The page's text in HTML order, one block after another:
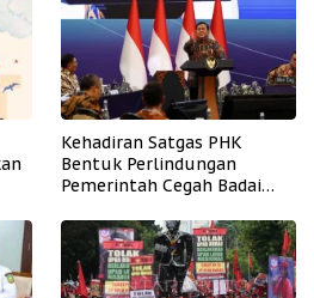
Kehadiran Satgas PHK
Bentuk Perlindungan
Pemerintah Cegah Badai